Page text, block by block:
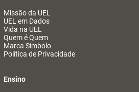
Missão da UEL
UEL em Dados
Vida na UEL
Quem é Quem
Marca Símbolo
Política de Privacidade
Ensino